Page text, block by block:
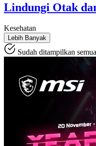
Lindungi Otak
Kesehatan
Lebih Banyak
Sudah ditampilkan semua